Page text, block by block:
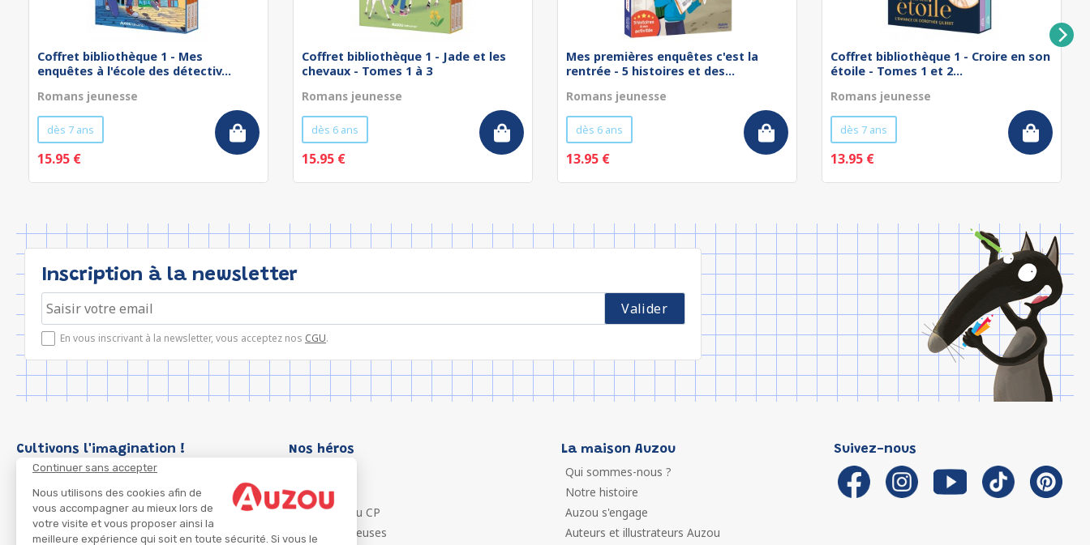
Continuer sans accepter
Nous utilisons des cookies afin de
vous accompagner au mieux lors de
votre visite et vous proposer ainsi la
meilleure expérience qui soit en toute sécurité. Si vous le
Coffret bibliothèque 1 - Mes
enquêtes à l'école des détectiv...
Romans jeunesse
dès 7 ans
15.95 €
Coffret bibliothèque 1 - Jade et les
chevaux - Tomes 1 à 3
Romans jeunesse
dès 6 ans
15.95 €
Mes premières enquêtes c'est la
rentrée - 5 histoires et des...
Romans jeunesse
dès 6 ans
13.95 €
Coffret bibliothèque 1 - Croire en son
étoile - Tomes 1 et 2...
Romans jeunesse
dès 7 ans
13.95 €
Inscription à la newsletter
En vous inscrivant à la newsletter, vous acceptez nos CGU.
Cultivons l'imagination ! Nos héros
P'tit Loup
Les Héros du CP
Les Influenceuses
La maison Auzou
Qui sommes-nous ?
Notre histoire
Auzou s'engage
Auteurs et illustrateurs Auzou
Suivez-nous